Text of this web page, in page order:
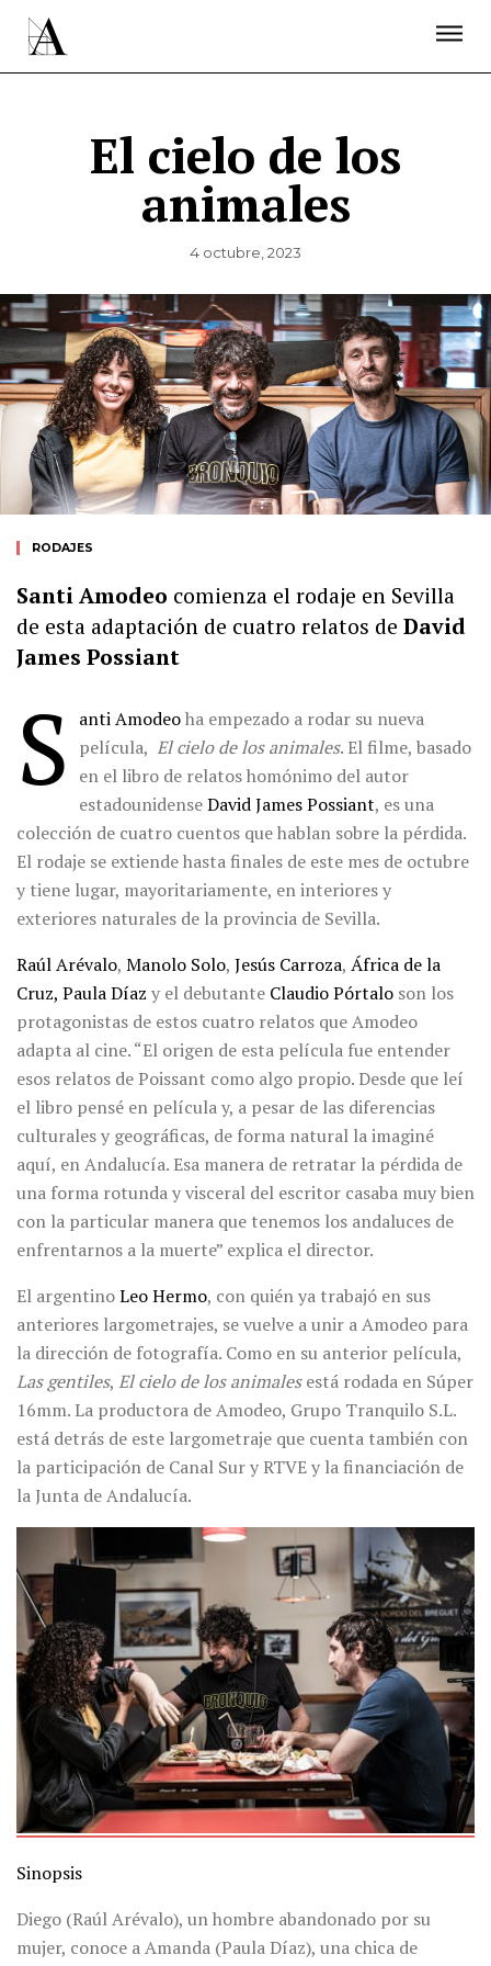
El cielo de los
animales
4 octubre, 2023
RODAJES
Santi Amodeo comienza el rodaje en Sevilla
de esta adaptación de cuatro relatos de David
James Possiant
S anti Amodeoha empezado a rodar su nueva
película, El cielo de los animales. El filme, basado
en el libro de relatos homónimo del autor
estadounidenseDavid James Possiant, es una
colección de cuatro cuentos que hablan sobre la pérdida.
El rodaje se extiende hasta finales de este mes de octubre
y tiene lugar, mayoritariamente, en interiores y
exteriores naturales de la provincia de Sevilla.
Raúl Arévalo, Manolo Solo, Jesús Carroza, África de la
Cruz, Paula Díaz y el debutante Claudio Pórtalo son los
protagonistas de estos cuatro relatos que Amodeo
adapta al cine. “El origen de esta película fue entender
esos relatos de Poissant como algo propio. Desde que leí
el libro pensé en película y, a pesar de las diferencias
culturales y geográficas, de forma natural la imaginé
aquí, en Andalucía. Esa manera de retratar la pérdida de
una forma rotunda y visceral del escritor casaba muy bien
con la particular manera que tenemos los andaluces de
enfrentarnos a la muerte” explica el director.
El argentinoLeo Hermo, con quién ya trabajó en sus
anteriores largometrajes, se vuelve a unir a Amodeo para
la dirección de fotografía. Como en su anterior película,
Las gentiles, El cielo de los animalesestá rodada en Súper
16mm. La productora de Amodeo, Grupo Tranquilo S.L.
está detrás de este largometraje que cuenta también con
la participación de Canal Sur y RTVE y la financiación de
la Junta de Andalucía.
Sinopsis
Diego (Raúl Arévalo), un hombre abandonado por su
mujer, conoce a Amanda (Paula Díaz), una chica de
ÚNETE A LA ACADEMIA DE CINE
PRENSA